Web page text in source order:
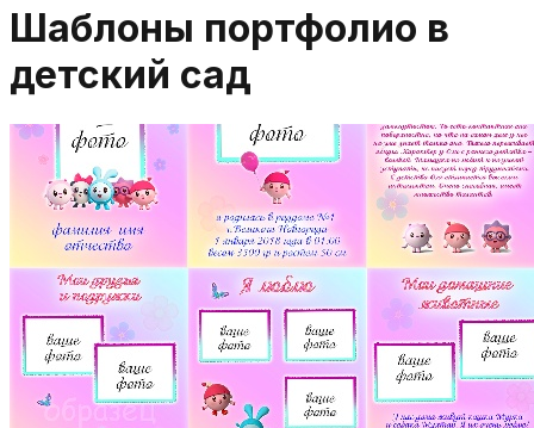
Шаблоны портфолио в
детский сад